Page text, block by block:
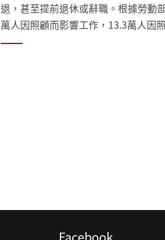
退，甚至提前退休或辭職。根據勞動
萬人因照顧而影響工作，13.3萬人因